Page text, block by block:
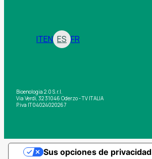
ITEN ES FR
Bioenologia 2.0 S.r.l.
Via Verdi, 32 31046 Oderzo - TV ITALIA
P.iva IT04024020267
Sus opciones de privacidad